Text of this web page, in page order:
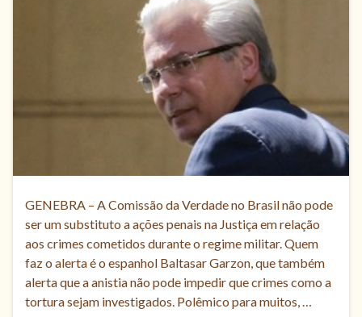
GENEBRA – A Comissão da Verdade no Brasil não pode
ser um substituto a ações penais na Justiça em relação
aos crimes cometidos durante o regime militar. Quem
faz o alerta é o espanhol Baltasar Garzon, que também
alerta que a anistia não pode impedir que crimes como a
tortura sejam investigados. Polêmico para muitos, …